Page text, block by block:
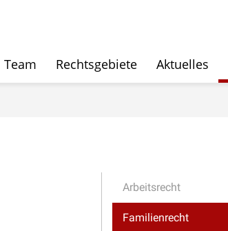
Team Rechtsgebiete Aktuelles
Arbeitsrecht
Familienrecht